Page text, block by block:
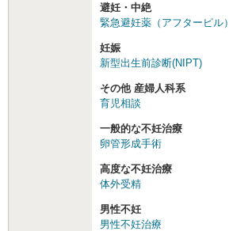
避妊・中絶
緊急避妊薬（アフターピル）
妊娠
新型出生前診断(NIPT)
その他 産婦人科系
育児相談
一般的な不妊治療
卵管形成手術
高度な不妊治療
体外受精
男性不妊
男性不妊治療